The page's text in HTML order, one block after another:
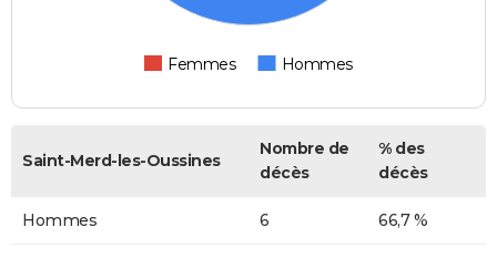
Femmes Hommes
Saint-Merd-les-Oussines
Nombre de
décès
% des
décès
Hommes 6 66,7 %